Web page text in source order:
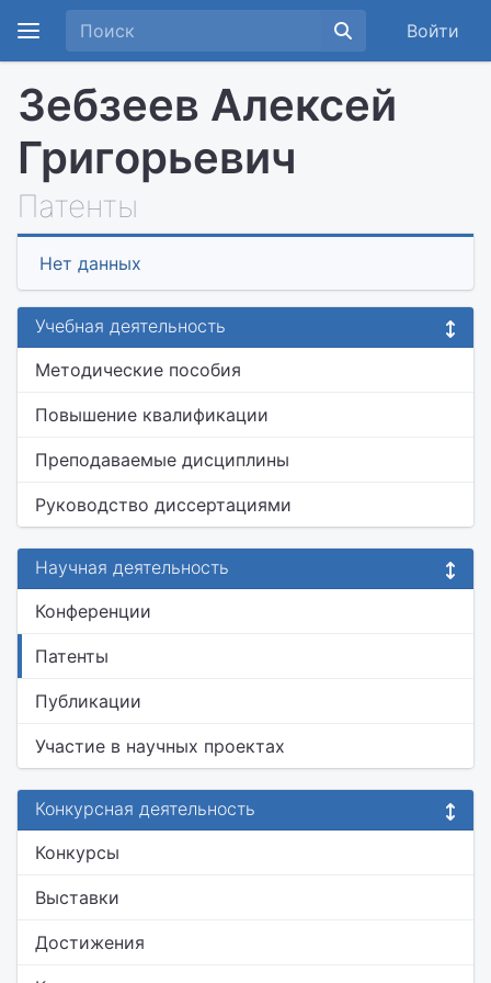
Войти
Зебзеев Алексей
Григорьевич
Патенты
Нет данных
Учебная деятельность
Методические пособия
Повышение квалификации
Преподаваемые дисциплины
Руководство диссертациями
Научная деятельность
Конференции
Патенты
Публикации
Участие в научных проектах
Конкурсная деятельность
Конкурсы
Выставки
Достижения